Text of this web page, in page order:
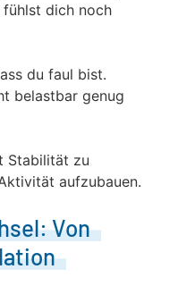
fühlst dich noch
du faul bist.
belastbar genug
Stabilität zu
aufzubauen.
Von